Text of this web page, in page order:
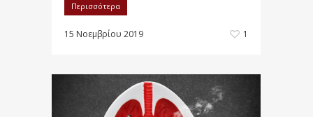
Περισσότερα
15 Νοεμβρίου 2019 1